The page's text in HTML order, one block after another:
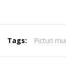
Tags: Picturi